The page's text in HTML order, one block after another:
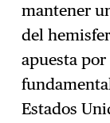
mantener
del
apuesta
Estados